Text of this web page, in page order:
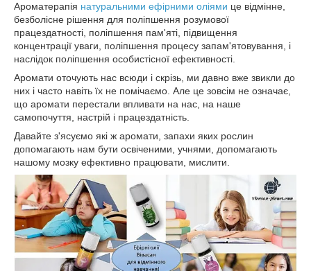
Ароматерапія натуральними ефірними оліями це відмінне,
безболісне рішення для поліпшення розумової
працездатності, поліпшення пам'яті, підвищення
концентрації уваги, поліпшення процесу запам'ятовування, і
наслідок поліпшення особистісної ефективності.
Аромати оточують нас всюди і скрізь, ми давно вже звикли до
них і часто навіть їх не помічаємо. Але це зовсім не означає,
що аромати перестали впливати на нас, на наше
самопочуття, настрій і працездатність.
Давайте з'ясуємо які ж аромати, запахи яких рослин
допомагають нам бути освіченими, учнями, допомагають
нашому мозку ефективно працювати, мислити.